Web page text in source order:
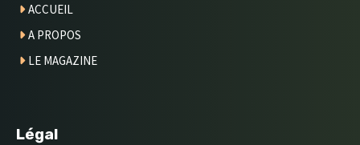
ACCUEIL
A PROPOS
LE MAGAZINE
Légal